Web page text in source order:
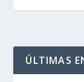
ÚLTIMAS